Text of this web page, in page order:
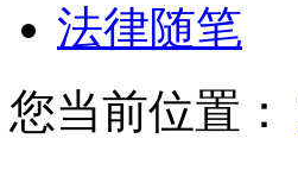
法律随笔
您当前位置：